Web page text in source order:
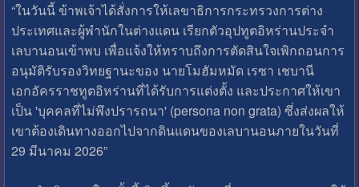
“ในวันนี้ ข้าพเจ้าได้สั่งการให้เลขาธิการกระทรวงการต่าง
ประเทศและผู้พำนักในต่างแดน เรียกตัวอุปทูตอิหร่านประจำ
เลบานอนเข้าพบ เพื่อแจ้งให้ทราบถึงการตัดสินใจเพิกถอนการ
อนุมัติรับรองวิทยฐานะของ นายโมฮัมหมัด เรซา เชบานี
เอกอัครราชทูตอิหร่านที่ได้รับการแต่งตั้ง และประกาศให้เขา
เป็น 'บุคคลที่ไม่พึงปรารถนา' (persona non grata) ซึ่งส่งผลให้
เขาต้องเดินทางออกไปจากดินแดนของเลบานอนภายในวันที่
29 มีนาคม 2026”